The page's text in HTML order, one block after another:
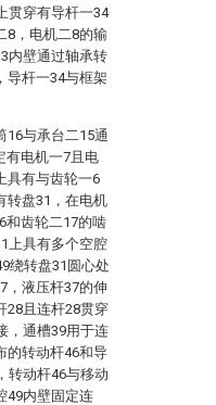
贯穿有导杆一34
8，电机二8的输
内壁通过轴承转
导杆一34与框架
16与承台二15通
有电机一7且电
具有与齿轮一6
转盘31，在电机
和齿轮二17的啮
上具有多个空腔
绕转盘31圆心处
，液压杆37的伸
28且连杆28贯穿
，通槽39用于连
的转动杆46和导
转动杆46与移动
49内壁固定连